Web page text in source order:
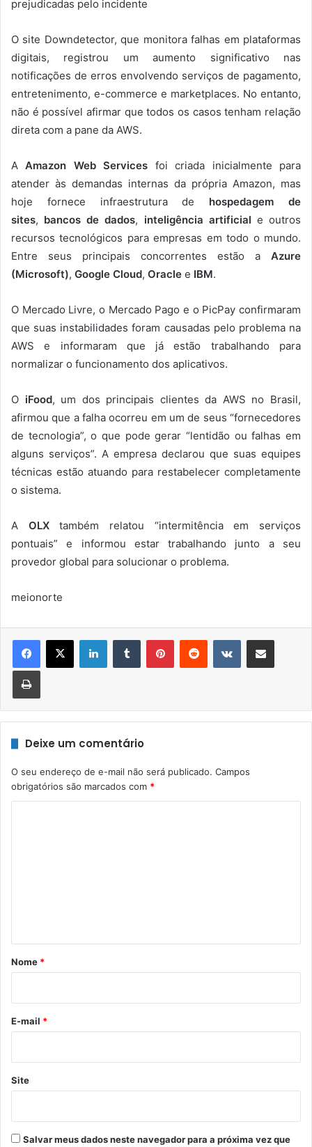
prejudicadas pelo incidente
O site Downdetector, que monitora falhas em plataformas
digitais, registrou um aumento significativo nas
notificações de erros envolvendo serviços de pagamento,
entretenimento, e-commerce e marketplaces. No entanto,
não é possível afirmar que todos os casos tenham relação
direta com a pane da AWS.
AAmazon Web Services foi criada inicialmente para
atender às demandas internas da própria Amazon, mas
hoje fornece infraestrutura de hospedagem de
sites, bancos de dados, inteligência artificial e outros
recursos tecnológicos para empresas em todo o mundo.
Entre seus principais concorrentes estão a Azure
(Microsoft), Google Cloud, Oracle e IBM.
O Mercado Livre, o Mercado Pago e o PicPay confirmaram
que suas instabilidades foram causadas pelo problema na
AWS e informaram que já estão trabalhando para
normalizar o funcionamento dos aplicativos.
O iFood, um dos principais clientes da AWS no Brasil,
afirmou que a falha ocorreu em um de seus “fornecedores
de tecnologia”, o que pode gerar “lentidão ou falhas em
alguns serviços”. A empresa declarou que suas equipes
técnicas estão atuando para restabelecer completamente
o sistema.
A OLXtambém relatou “intermitência em serviços
pontuais” e informou estar trabalhando junto a seu
provedor global para solucionar o problema.
meionorte
LinkedinTumblr PinterestReddit VK Compartilhar via e-mail
Imprimir
Deixe um comentário
O seu endereço de e-mail não será publicado. Campos
obrigatórios são marcados com *
r
*
Nome *
E-mail *
Site
Salvar meus dados neste navegador para a próxima vez que